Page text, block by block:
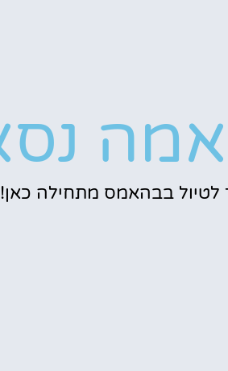
לטיול בבהאמס מתחילה כאן!